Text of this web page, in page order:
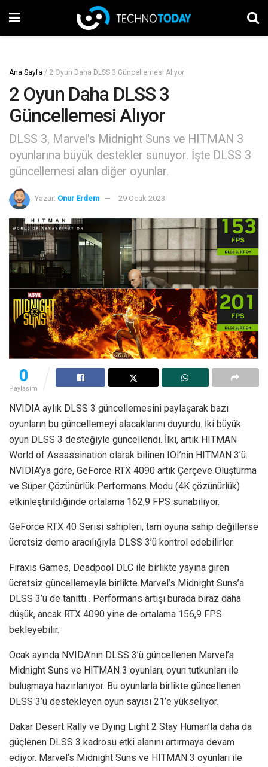
Ana Sayfa / 2 Oyun Daha DLSS 3 Güncellemesi Alıyor
2 Oyun Daha DLSS 3
Güncellemesi Alıyor
DLSS 3, Marvel's Midnight Suns ve HITMAN 3
oyunlarına büyük destekler sunuyor. İşte DLSS 3
güncellemesi alan diğer oyunlar.
Yazar: Onur Erdem 29 Ocak 2023
0
Paylaşım
NVIDIA aylık DLSS 3 güncellemesini paylaşarak bazı
oyunların bu güncellemeyi alacaklarını duyurdu. İki büyük
oyun DLSS 3 desteğiyle güncellendi. İlki, artık HITMAN
World of Assassination olarak bilinen IOI’nin HITMAN 3’ü.
NVIDIA’ya göre, GeForce RTX 4090 artık Çerçeve Oluşturma
ve Süper Çözünürlük Performans Modu (4K çözünürlük)
etkinleştirildiğinde ortalama 162,9 FPS sunabiliyor.
GeForce RTX 40 Serisi sahipleri, tam oyuna sahip değillerse
ücretsiz demo aracılığıyla DLSS 3’ü kontrol edebilirler.
Firaxis Games, Deadpool DLC ile birlikte yayına giren
ücretsiz güncellemeyle birlikte Marvel’s Midnight Suns’a
DLSS 3’ü de tanıttı . Performans artışı burada biraz daha
düşük, ancak RTX 4090 yine de ortalama 156,9 FPS
bekleyebilir.
Ocak ayında NVIDA’nın DLSS 3’ü güncellenen Marvel’s
Midnight Suns ve HITMAN 3 oyunları, oyun tutkunları ile
buluşmaya hazırlanıyor. Bu oyunlarla birlikte güncellenen
DLSS 3’ü destekleyen oyun sayısı 21’e yükseliyor.
Dakar Desert Rally ve Dying Light 2 Stay Human’la daha da
güçlenen DLSS 3 kadrosu etki alanını artırmaya devam
ediyor. Marvel’s Midnight Suns ve HITMAN 3 oyunları ile